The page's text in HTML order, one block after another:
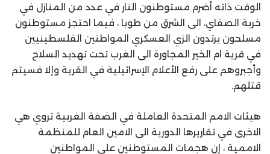
الوقت ذاته أضرم مستوطنون النار في عدد من المنازل في
خربة الصفاي، الى الشرق من طوبا ، فيما احتجز مستوطنون
مسلحون يرتدون الزي العسكري المواطنين الفلسطينيين
في قرية ام الخير المجاورة الى الغرب تحت تهديد السلاح
وأجبروهم على رفع الأعلام الإسرائيلية في القرية وإلا فسيتم
قتلهم.
هيئات الامم المتحدة العاملة في الضفة الغربية تروي هي
الاخرى في تقاريرها الدورية الى الامين العام للمنظمة
الاممية ، إن هجمات المستوطنين على المواطنين